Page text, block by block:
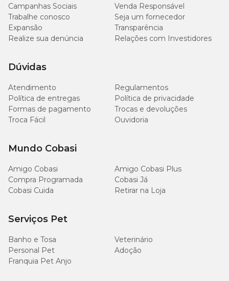
Campanhas Sociais
Venda Responsável
Trabalhe conosco
Seja um fornecedor
Expansão
Transparência
Realize sua denúncia
Relações com Investidores
Dúvidas
Atendimento
Regulamentos
Política de entregas
Política de privacidade
Formas de pagamento
Trocas e devoluções
Troca Fácil
Ouvidoria
Mundo Cobasi
Amigo Cobasi
Amigo Cobasi Plus
Compra Programada
Cobasi Já
Cobasi Cuida
Retirar na Loja
Serviços Pet
Banho e Tosa
Veterinário
Personal Pet
Adoção
Franquia Pet Anjo